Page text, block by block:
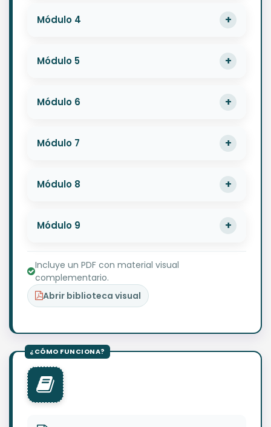
Módulo 4
Módulo 5
Módulo 6
Módulo 7
Módulo 8
Módulo 9
Incluye un PDF con material visual
complementario.
Abrir biblioteca visual